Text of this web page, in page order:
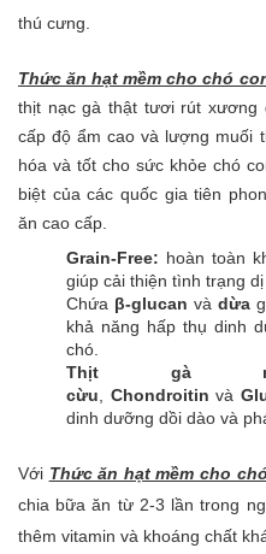
thú cưng.
Thức ăn hạt mềm cho chó
thịt nạc gà thật tươi rút xương
cấp độ ẩm cao và lượng muối
hóa và tốt cho sức khỏe chó
biệt của các quốc gia tiên
ăn cao cấp.
Grain-Free: hoàn toàn
giúp cải thiện tình trạng
Chứa β-glucan vàdừa
khả năng hấp thụ dinh
chó.
Thịt gà
cừu
Chondroitin và
dinh dưỡng dồi dào và
Với Thức ăn hạt mềm cho
chia bữa ăn từ 2-3 lần trong
thêm vitamin và khoáng chất